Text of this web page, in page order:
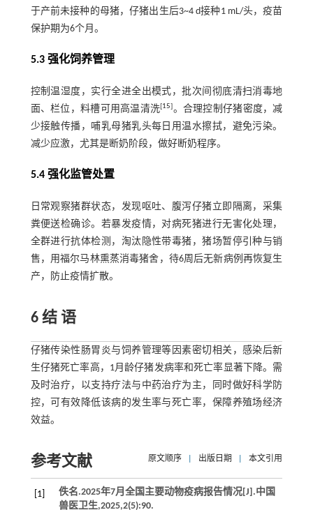
于产前未接种的母猪，仔猪出生后3~4 d接种1 mL/头，疫苗
保护期为6个月。
5.3 强化饲养管理
控制温湿度，实行全进全出模式，批次间彻底清扫消毒地
面、栏位，料槽可用高温清洗[15]。合理控制仔猪密度，减
少接触传播，哺乳母猪乳头每日用温水擦拭，避免污染。
减少应激，尤其是断奶阶段，做好断奶程序。
5.4 强化监管处置
日常观察猪群状态，发现呕吐、腹泻仔猪立即隔离，采集
粪便送检确诊。若暴发疫情，对病死猪进行无害化处理，
全群进行抗体检测，淘汰隐性带毒猪，猪场暂停引种与销
售，用福尔马林熏蒸消毒猪舍，待6周后无新病例再恢复生
产，防止疫情扩散。
6 结 语
仔猪传染性肠胃炎与饲养管理等因素密切相关，感染后新
生仔猪死亡率高，1月龄仔猪发病率和死亡率显著下降。需
及时治疗，以支持疗法与中药治疗为主，同时做好科学防
控，可有效降低该病的发生率与死亡率，保障养殖场经济
效益。
参考文献 原文顺序 出版日期 本文引用
[1] 佚名.2025年7月全国主要动物疫病报告情况[J].中国
兽医卫生,2025,2(5):90.